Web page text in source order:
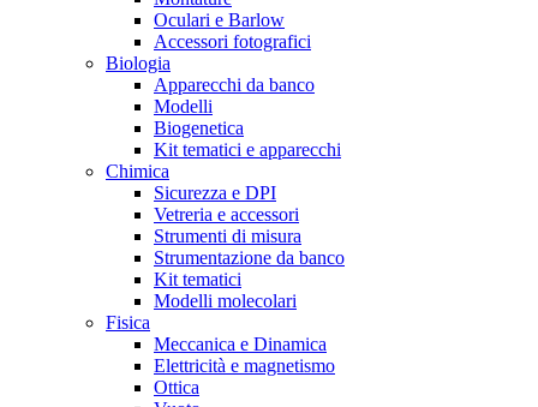
Oculari e Barlow
Accessori fotografici
Biologia
Apparecchi da banco
Modelli
Biogenetica
Kit tematici e apparecchi
Chimica
Sicurezza e DPI
Vetreria e accessori
Strumenti di misura
Strumentazione da banco
Kit tematici
Modelli molecolari
Fisica
Meccanica e Dinamica
Elettricità e magnetismo
Ottica